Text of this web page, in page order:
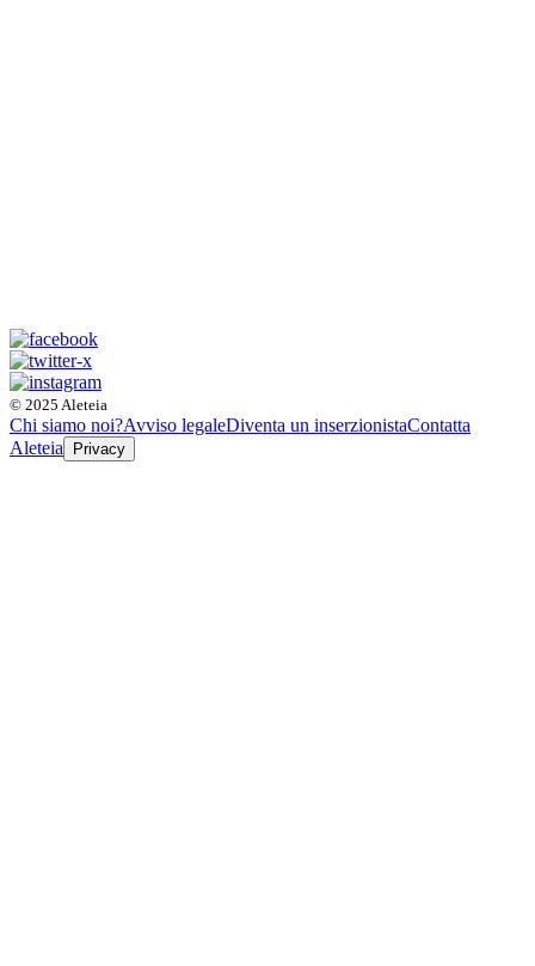
© 2025 Aleteia
Chi siamo noi?Avviso legaleDiventa un inserzionistaContatta
Aleteia
Privacy